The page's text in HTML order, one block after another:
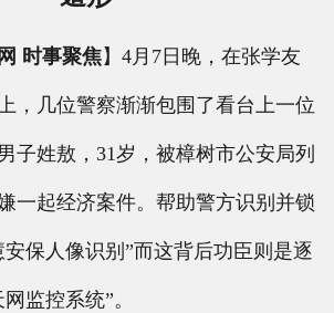
成功案例
行业知识
人才招聘
时事聚焦】4月7日晚，在张学友
，几位警察渐渐包围了看台上一位
子姓敖，31岁，被樟树市公安局列
一起经济案件。帮助警方识别并锁
保人像识别”而这背后功臣则是逐
监控系统”。